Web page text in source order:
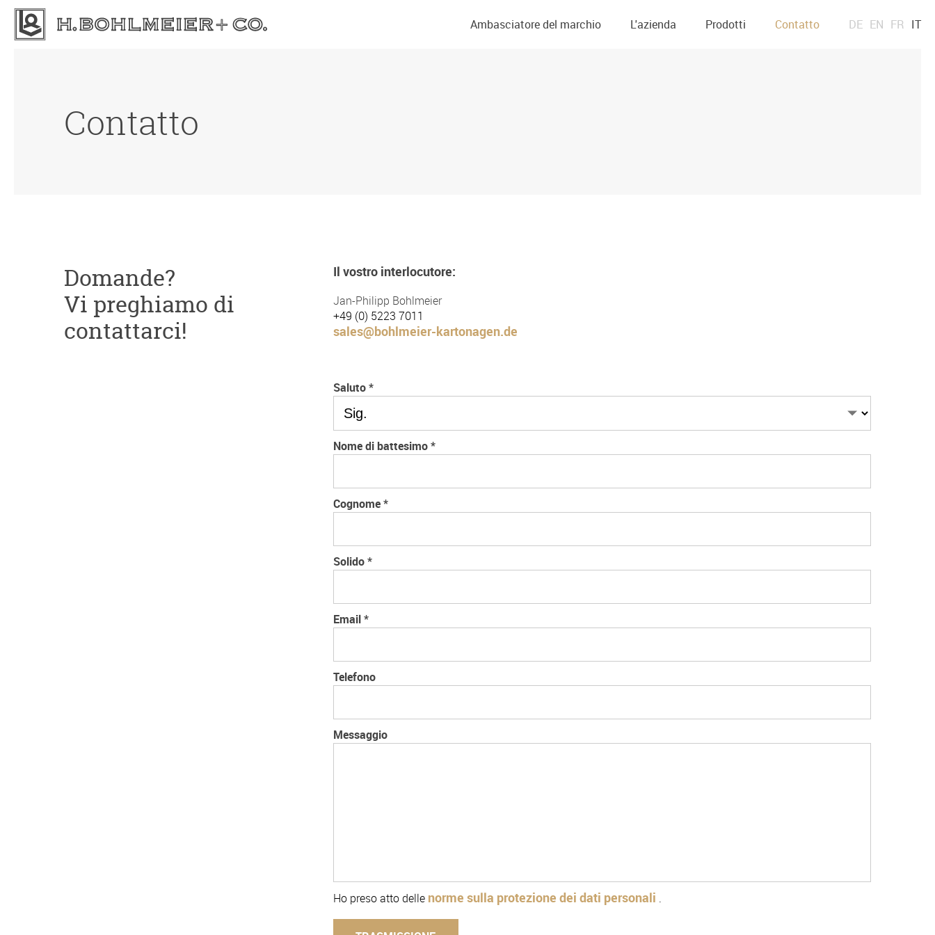
Ambasciatore del marchio L'azienda Prodotti Contatto DE EN FR IT
Contatto
Domande?
Vi preghiamo di
contattarci!
Il vostro interlocutore:
Jan-Philipp Bohlmeier
+49 (0) 5223 7011
sales@bohlmeier-kartonagen.de
Saluto*
Nome di battesimo*
Cognome*
Solido*
Email*
Telefono
Messaggio
Ho preso atto delle norme sulla protezione dei dati personali .